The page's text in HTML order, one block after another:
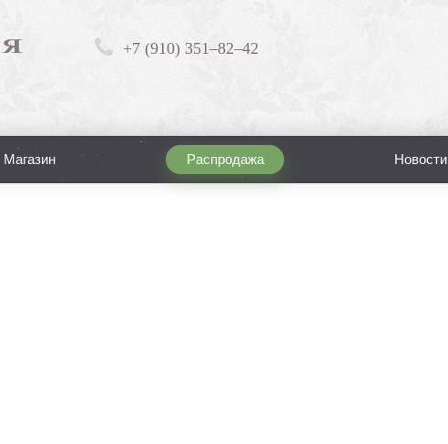
+7 (910) 351–82–42
Магазин Распродажа Новости